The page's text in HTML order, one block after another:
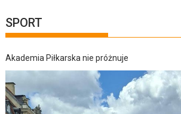
SPORT
Akademia Piłkarska nie próżnuje